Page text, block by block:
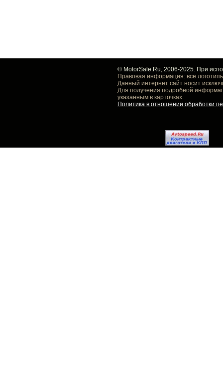
© MotorSale.Ru, 2006-2025. При
Правовая информация: все
Данный интернет сайт носит
Для получения подробной
указанным в карточках.
Политика в отношении обработки